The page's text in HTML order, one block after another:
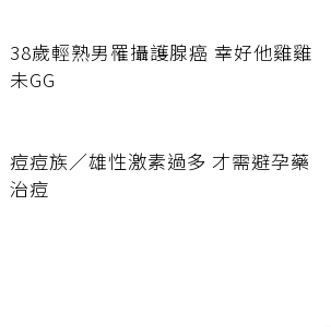
38歲輕熟男罹攝護腺癌 幸好他雞雞
未GG
痘痘族／雄性激素過多 才需避孕藥
治痘